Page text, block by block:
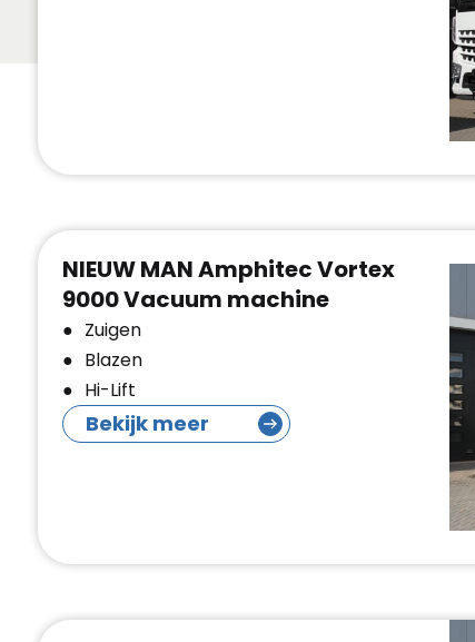
NIEUW MAN Amphitec Vortex
9000 Vacuum machine
Zuigen
Blazen
Hi-Lift
Bekijk meer